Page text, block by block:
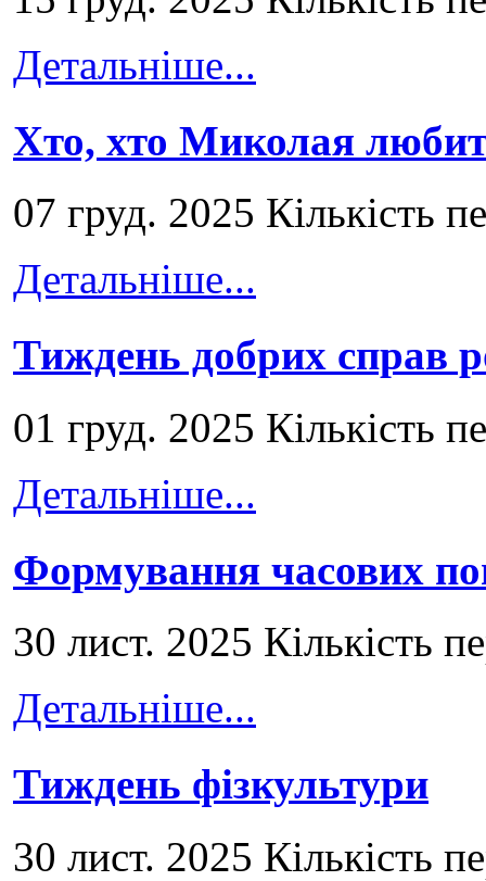
Детальніше...
Хто, хто Миколая
07 груд. 2025 Кількість
Детальніше...
Тиждень добрих справ
01 груд. 2025 Кількість
Детальніше...
Формування часових
30 лист. 2025 Кількість
Детальніше...
Тиждень фізкультури
30 лист. 2025 Кількість